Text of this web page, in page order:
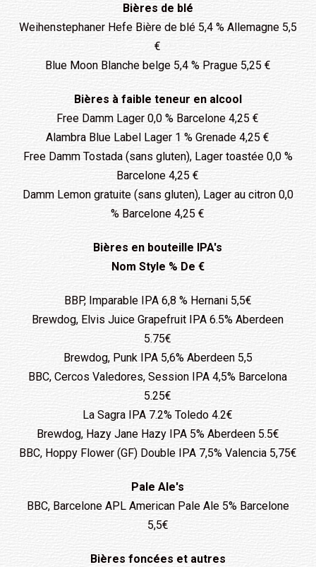
Bières de blé
Weihenstephaner Hefe Bière de blé 5,4 % Allemagne 5,5
€
Blue Moon Blanche belge 5,4 % Prague 5,25 €
Bières à faible teneur en alcool
Free Damm Lager 0,0 % Barcelone 4,25 €
Alambra Blue Label Lager 1 % Grenade 4,25 €
Free Damm Tostada (sans gluten), Lager toastée 0,0 %
Barcelone 4,25 €
Damm Lemon gratuite (sans gluten), Lager au citron 0,0
% Barcelone 4,25 €
Bières en bouteille IPA's
Nom Style % De €
BBP, Imparable IPA 6,8 % Hernani 5,5€
Brewdog, Elvis Juice Grapefruit IPA 6.5% Aberdeen
5.75€
Brewdog, Punk IPA 5,6% Aberdeen 5,5
BBC, Cercos Valedores, Session IPA 4,5% Barcelona
5.25€
La Sagra IPA 7.2% Toledo 4.2€
Brewdog, Hazy Jane Hazy IPA 5% Aberdeen 5.5€
BBC, Hoppy Flower (GF) Double IPA 7,5% Valencia 5,75€
Pale Ale's
BBC, Barcelone APL American Pale Ale 5% Barcelone
5,5€
Bières foncées et autres